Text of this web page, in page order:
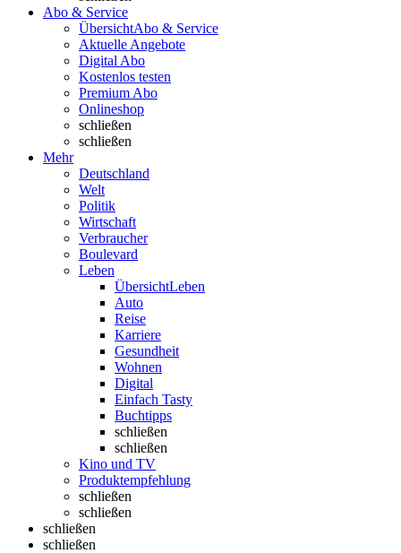
Abo & Service
ÜbersichtAbo & Service
Aktuelle Angebote
Digital Abo
Kostenlos testen
Premium Abo
Onlineshop
schließen
schließen
Mehr
Deutschland
Welt
Politik
Wirtschaft
Verbraucher
Boulevard
Leben
ÜbersichtLeben
Auto
Reise
Karriere
Gesundheit
Wohnen
Digital
Einfach Tasty
Buchtipps
schließen
schließen
Kino und TV
Produktempfehlung
schließen
schließen
schließen
schließen